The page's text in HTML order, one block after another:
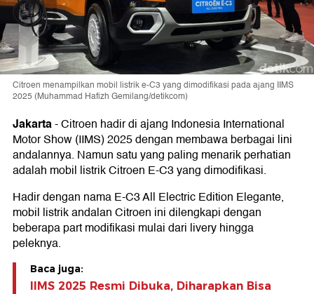
Citroen menampilkan mobil listrik e-C3 yang dimodifikasi pada ajang IIMS
2025 (Muhammad Hafizh Gemilang/detikcom)
Jakarta-Citroen hadir di ajang Indonesia International
Motor Show (IIMS) 2025 dengan membawa berbagai lini
andalannya. Namun satu yang paling menarik perhatian
adalah mobil listrik Citroen E-C3 yang dimodifikasi.
Hadir dengan nama E-C3 All Electric Edition Elegante,
mobil listrik andalan Citroen ini dilengkapi dengan
beberapa part modifikasi mulai dari livery hingga
peleknya.
Baca juga:
IIMS 2025 Resmi Dibuka, Diharapkan Bisa